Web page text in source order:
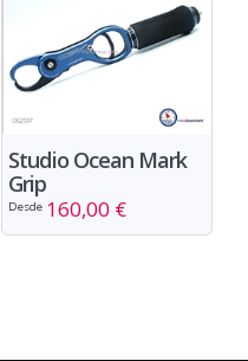
Studio Ocean Mark
Grip
Desde 160,00 €